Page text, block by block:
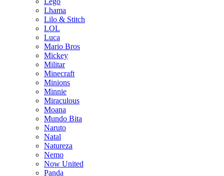
Lhama
Lilo & Stitch
LOL
Luca
Mario Bros
Mickey
Militar
Minecraft
Minions
Minnie
Miraculous
Moana
Mundo Bita
Naruto
Natal
Natureza
Nemo
Now United
Panda